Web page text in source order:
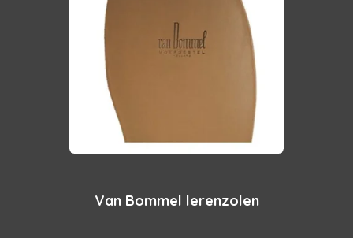
Van Bommel lerenzolen